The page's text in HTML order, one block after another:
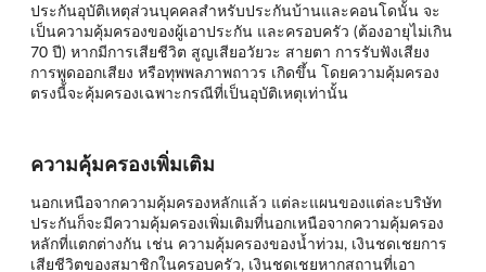
ประกันอุบัติเหตุส่วนบุคคลสำหรับประกันบ้านและคอนโดนั้น จะ
เป็นความคุ้มครองของผู้เอาประกัน และครอบครัว (ต้องอายุไม่เกิน
70 ปี) หากมีการเสียชีวิต สูญเสียอวัยวะ สายตา การรับฟังเสียง
การพูดออกเสียง หรือทุพพลภาพถาวร เกิดขึ้น โดยความคุ้มครอง
ตรงนี้จะคุ้มครองเฉพาะกรณีที่เป็นอุบัติเหตุเท่านั้น
ความคุ้มครองเพิ่มเติม
นอกเหนือจากความคุ้มครองหลักแล้ว แต่ละแผนของแต่ละบริษัท
ประกันก็จะมีความคุ้มครองเพิ่มเติมที่นอกเหนือจากความคุ้มครอง
หลักที่แตกต่างกัน เช่น ความคุ้มครองของน้ำท่วม, เงินชดเชยการ
เสียชีวิตของสมาชิกในครอบครัว, เงินชดเชยหากสถานที่เอา